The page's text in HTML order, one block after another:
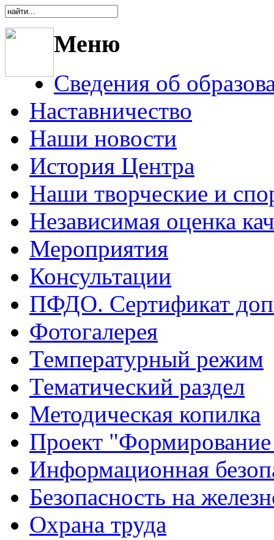
Меню
Сведения об
Наставничество
Наши новости
История Центра
Наши творческие и
Независимая оценка
Мероприятия
Консультации
ПФДО. Сертификат
Фотогалерея
Температурный режим
Тематический раздел
Методическая копилка
Проект
Информационная
Безопасность на
Охрана труда